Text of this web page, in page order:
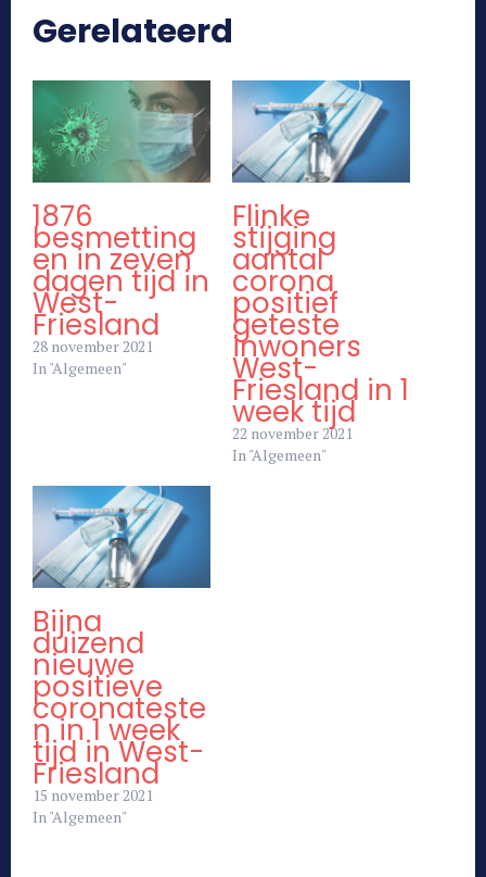
Gerelateerd
1876
besmetting
en in zeven
dagen tijd in
West-
Friesland
28 november 2021
In "Algemeen"
Flinke
stijging
aantal
corona
positief
geteste
inwoners
West-
Friesland in 1
week tijd
22 november 2021
In "Algemeen"
Bijna
duizend
nieuwe
positieve
coronateste
n in 1 week
tijd in West-
Friesland
15 november 2021
In "Algemeen"